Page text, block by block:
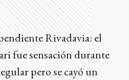
Rivadavia: el
fue sensación durante
pero se cayó un